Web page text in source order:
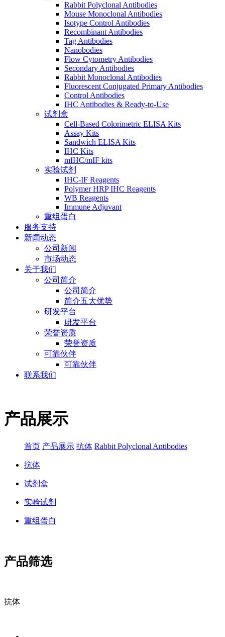
Rabbit Polyclonal Antibodies
Mouse Monoclonal Antibodies
Isotype Control Antibodies
Recombinant Antibodies
Tag Antibodies
Nanobodies
Flow Cytometry Antibodies
Secondary Antibodies
Rabbit Monoclonal Antibodies
Fluorescent Conjugated Primary Antibodies
Control Antibodies
IHC Antibodies & Ready-to-Use
试剂盒
Cell-Based Colorimetric ELISA Kits
Assay Kits
Sandwich ELISA Kits
IHC Kits
mIHC/mIF kits
实验试剂
IHC-IF Reagents
Polymer HRP IHC Reagents
WB Reagents
Immune Adjuvant
重组蛋白
服务支持
新闻动态
公司新闻
市场动态
关于我们
公司简介
公司简介
简介五大优势
研发平台
研发平台
荣誉资质
荣誉资质
可靠伙伴
可靠伙伴
联系我们
产品展示
首页 产品展示 抗体 Rabbit Polyclonal Antibodies
抗体
试剂盒
实验试剂
重组蛋白
产品筛选
抗体